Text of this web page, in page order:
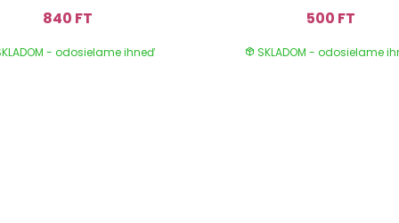
840 FT
- odosielame ihneď
500 FT
SKLADOM - odosielame